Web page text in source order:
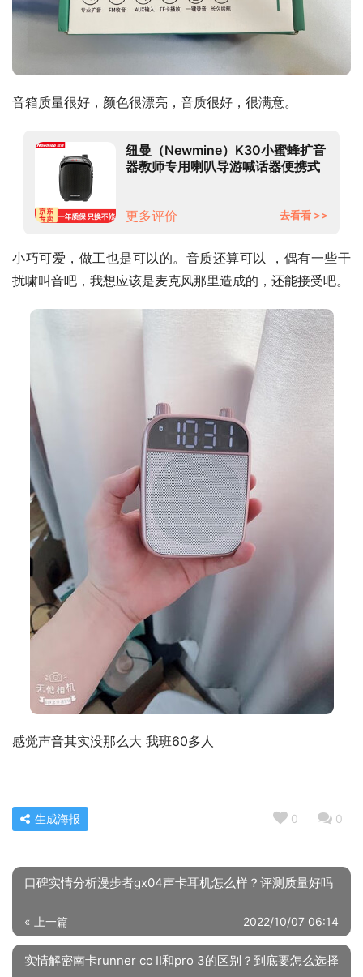
音箱质量很好，颜色很漂亮，音质很好，很满意。
纽曼（Newmine）K30小蜜蜂扩音
器教师专用喇叭导游喊话器便携式
更多评价
去看看 >>
小巧可爱，做工也是可以的。音质还算可以 ，偶有一些干
扰啸叫音吧，我想应该是麦克风那里造成的，还能接受吧。
感觉声音其实没那么大 我班60多人
0 0
生成海报
口碑实情分析漫步者gx04声卡耳机怎么样？评测质量好吗
« 上一篇 2022/10/07 06:14
实情解密南卡runner cc II和pro 3的区别？到底要怎么选择